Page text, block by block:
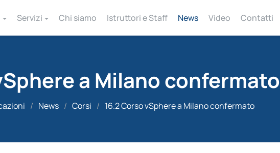
Servizi Chi siamo Istruttori e Staff News Video Contatti
a Milano confermato
/ News / Corsi / 16.2 Corso vSphere a Milano confermato